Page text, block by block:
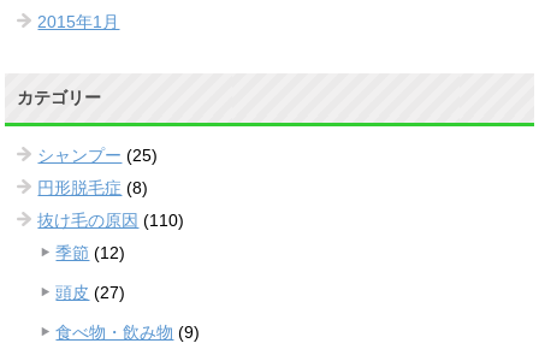
2015年1月
カテゴリー
シャンプー (25)
円形脱毛症 (8)
抜け毛の原因 (110)
季節 (12)
頭皮 (27)
食べ物・飲み物 (9)